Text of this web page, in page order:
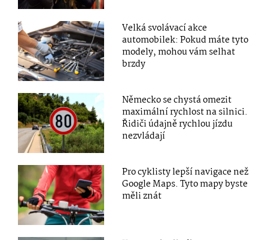
Velká svolávací akce
automobilek: Pokud máte tyto
modely, mohou vám selhat
brzdy
Německo se chystá omezit
maximální rychlost na silnici.
Řidiči údajně rychlou jízdu
nezvládají
Pro cyklisty lepší navigace než
Google Maps. Tyto mapy byste
měli znát